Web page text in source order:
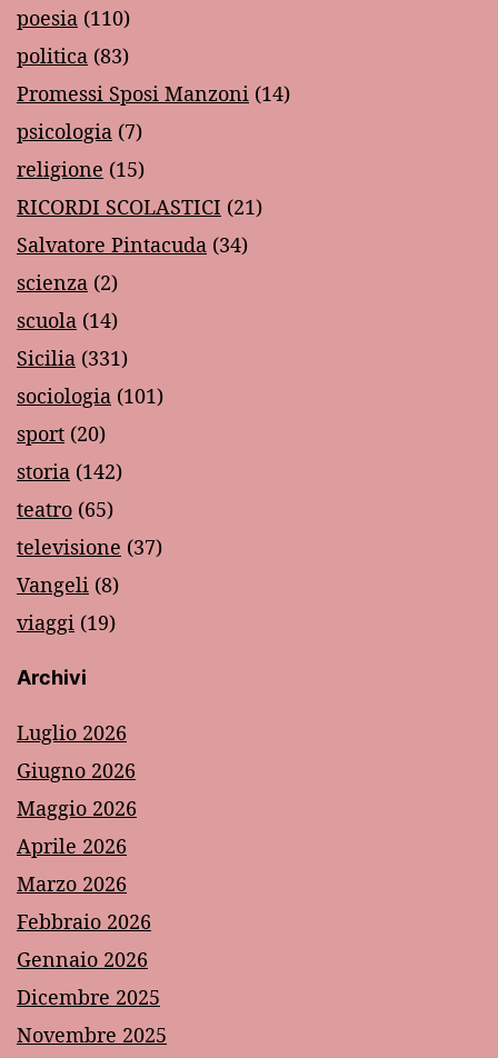
poesia (110)
politica (83)
Promessi Sposi Manzoni (14)
psicologia (7)
religione (15)
RICORDI SCOLASTICI (21)
Salvatore Pintacuda (34)
scienza (2)
scuola (14)
Sicilia (331)
sociologia (101)
sport (20)
storia (142)
teatro (65)
televisione (37)
Vangeli (8)
viaggi (19)
Archivi
Luglio 2026
Giugno 2026
Maggio 2026
Aprile 2026
Marzo 2026
Febbraio 2026
Gennaio 2026
Dicembre 2025
Novembre 2025